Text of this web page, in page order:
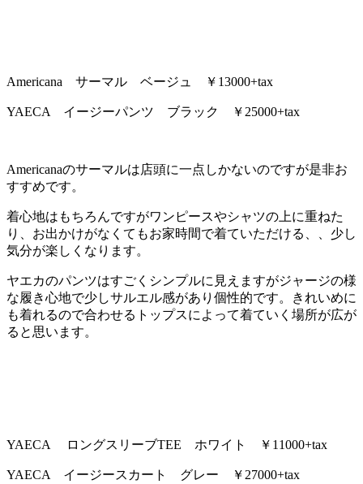
Americana サーマル ベージュ ￥13000+tax
YAECA イージーパンツ ブラック ￥25000+tax
Americanaのサーマルは店頭に一点しかないのですが是非お
すすめです。
着心地はもちろんですがワンピースやシャツの上に重ねた
り、お出かけがなくてもお家時間で着ていただける、、少し
気分が楽しくなります。
ヤエカのパンツはすごくシンプルに見えますがジャージの様
な履き心地で少しサルエル感があり個性的です。きれいめに
も着れるので合わせるトップスによって着ていく場所が広が
ると思います。
YAECA ロングスリーブTEE ホワイト ￥11000+tax
YAECA イージースカート グレー ￥27000+tax